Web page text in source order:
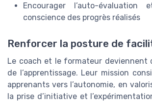
Encourager l’auto-
conscience des progrès réalisés
Renforcer la posture de
Le coach et le formateur deviennent
de l’apprentissage. Leur mission
apprenants vers l’autonomie, en
la prise d’initiative et